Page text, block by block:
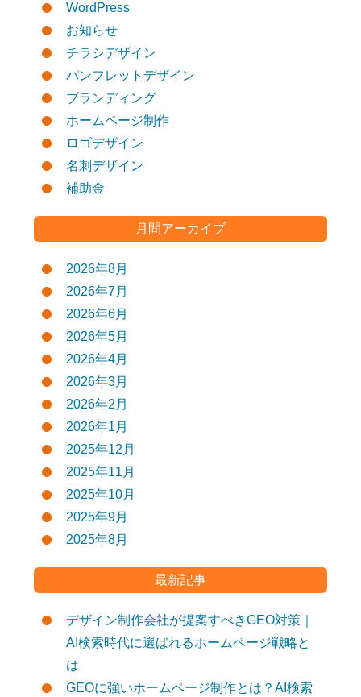
WordPress
お知らせ
チラシデザイン
パンフレットデザイン
ブランディング
ホームページ制作
ロゴデザイン
名刺デザイン
補助金
月間アーカイブ
2026年8月
2026年7月
2026年6月
2026年5月
2026年4月
2026年3月
2026年2月
2026年1月
2025年12月
2025年11月
2025年10月
2025年9月
2025年8月
最新記事
デザイン制作会社が提案すべきGEO対策｜
AI検索時代に選ばれるホームページ戦略と
は
GEOに強いホームページ制作とは？AI検索